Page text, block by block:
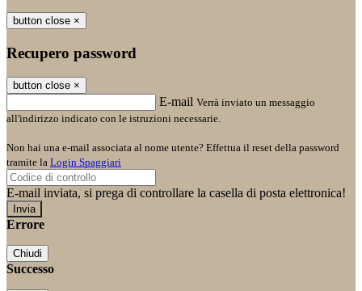
button close ×
Recupero password
button close ×
E-mail Verrà inviato un messaggio
all'indirizzo indicato con le istruzioni necessarie.
Non hai una e-mail associata al nome utente? Effettua il reset della password
tramite la Login Spaggiari
E-mail inviata, si prega di controllare la casella di posta elettronica!
Errore
Chiudi
Successo